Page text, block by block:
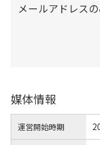
メールアドレス
媒体情報
運営開始時期